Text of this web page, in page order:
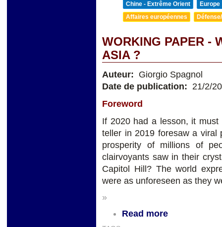
Chine - Extrême Orient
Europe
Affaires européennes
WORKING PAPER -
ASIA ?
Auteur: Giorgio Spagnol
Date de publication: 21/2/
Foreword
If 2020 had a lesson, it
teller in 2019 foresaw a viral
prosperity of millions of
clairvoyants saw in their
Capitol Hill? The world
were as unforeseen as they
»
Read more